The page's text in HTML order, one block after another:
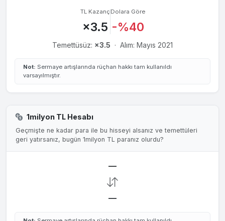
TL Kazanç
×3.5
Dolara Göre
-%40
Temettüsüz: ×3.5 · Alım: Mayıs 2021
Not: Sermaye artışlarında rüçhan hakkı tam kullanıldı
varsayılmıştır.
1milyon TL Hesabı
Geçmişte ne kadar para ile bu hisseyi alsanız ve temettüleri
geri yatırsanız, bugün 1milyon TL paranız olurdu?
—
—